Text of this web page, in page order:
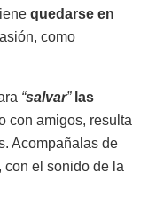
quedarse en
como
“salvar” las
con amigos, resulta
Acompañalas de
con el sonido de la